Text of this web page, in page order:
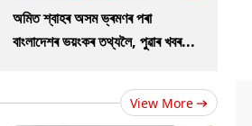
অমিত শ্বাহৰ অসম ভ্ৰমণৰ পৰা
বাংলাদেশৰ ভয়ংকৰ তথ্যলৈ, পুৱাৰ খবৰ...
View More